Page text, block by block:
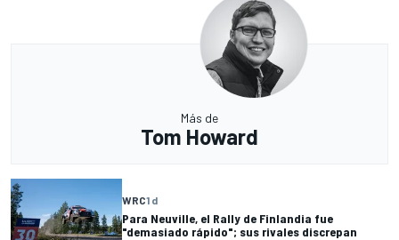
Más de
Tom Howard
WRC1 d
Para Neuville, el Rally de Finlandia fue
"demasiado rápido"; sus rivales discrepan